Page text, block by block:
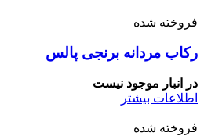
فروخته شده
رکاب مردانه برنجی پالس
در انبار موجود نیست
اطلاعات بیشتر
فروخته شده